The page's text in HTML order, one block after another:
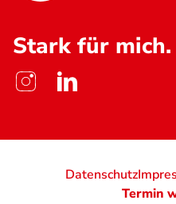
Stark für mich.
Datenschutz
Termin